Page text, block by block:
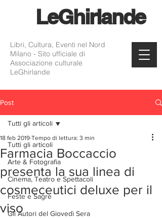
LeGhirlande
Libri, Cultura, Eventi nel Nord
Milano - Sito ufficiale di
Associazione culturale
LeGhirlande
Post
Tutti gli articoli
Arte & Fotografia
Cinema, Teatro e Spettacoli
Feste e Sagre
Gli Autori del Giovedì Sera
Tutti gli articoli
Farmacia Boccaccio
presenta la sua linea di
cosmeceutici deluxe per il
viso
18 feb 2019 Tempo di lettura: 3 min